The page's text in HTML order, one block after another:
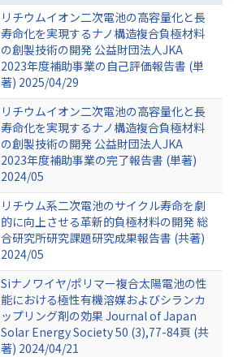
リチウムイオン二次電池の高容量化と長
寿命化を実現するナノ構造複合負極材料
の創製技術の開発 公益財団法人JKA
2023年度補助事業の自己評価報告書 (単
著) 2025/04/29
リチウムイオン二次電池の高容量化と長
寿命化を実現するナノ構造複合負極材料
の創製技術の開発 公益財団法人JKA
2023年度補助事業の完了報告書 (単著)
2024/05
リチウム系二次電池のサイクル寿命を劇
的に向上させる革新的負極材料の開発 総
合研究所研究課題研究成果報告書 (共著)
2024/05
Siナノワイヤ/ポリマー複合太陽電池の性
能における極性有機溶媒およびシランカ
ップリング剤の効果 Journal of Japan
Solar Energy Society 50 (3),77-84頁 (共
著) 2024/04/21